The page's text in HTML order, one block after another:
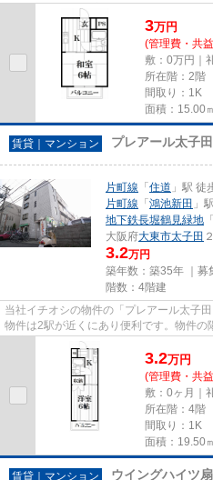
さい。当社からお客様のお求め...
3万円
(管理費・共
敷：0万円｜
所在階：2階
間取り：1K
面積：15.00
賃貸｜マンション プレアール太子田
片町線 「 住道 」駅 徒
片町線 「 鴻池新田 」
地下鉄長堀鶴見緑地 「
大阪府大東市太子田
3.2万円
築年数：築35年 ｜募
階数：4階建
当社イチオシの物件の「プレアール太子
物件は2駅が近くにあり便利です。物件
経済的です。こちらはマンショ...
3.2万円
(管理費・共
敷：0ヶ月｜
所在階：4階
間取り：1K
面積：19.50
賃貸｜マンション ウイングハイツ